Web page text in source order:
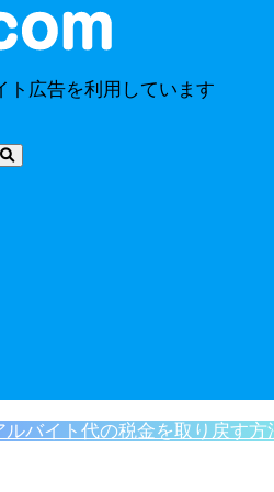
ト広告を利用しています
バイト代の税金を取り戻す方